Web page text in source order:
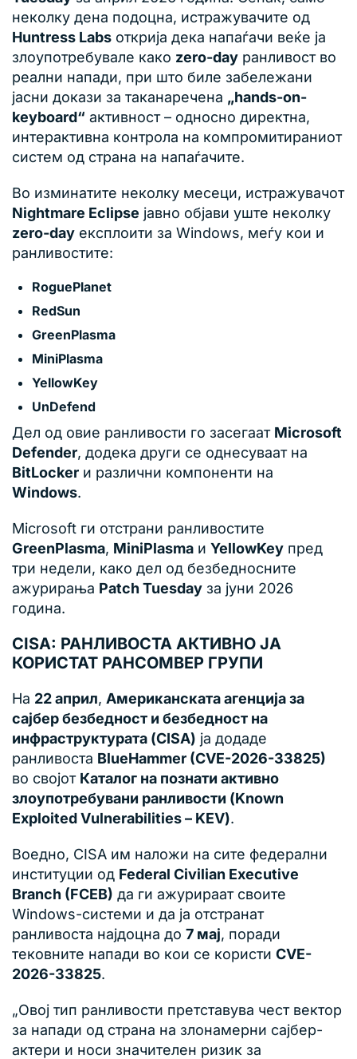
неколку дена подоцна, истражувачите од
Huntress Labs открија дека напаѓачи веќе ја
злоупотребувале како zero-day ранливост во
реални напади, при што биле забележани
јасни докази за таканаречена „hands-on-
keyboard“ активност – односно директна,
интерактивна контрола на компромитираниот
систем од страна на напаѓачите.
Во изминатите неколку месеци, истражувачот
Nightmare Eclipse јавно објави уште неколку
zero-day експлоити за Windows, меѓу кои и
ранливостите:
RoguePlanet
RedSun
GreenPlasma
MiniPlasma
YellowKey
UnDefend
Дел од овие ранливости го засегаат Microsoft
Defender, додека други се однесуваат на
BitLocker и различни компоненти на
Windows.
Microsoft ги отстрани ранливостите
GreenPlasma, MiniPlasma и YellowKey пред
три недели, како дел од безбедносните
ажурирања Patch Tuesday за јуни 2026
година.
CISA: РАНЛИВОСТА АКТИВНО ЈА
КОРИСТАТ РАНСОМВЕР ГРУПИ
На 22 април, Американската агенција за
сајбер безбедност и безбедност на
инфраструктурата (CISA) ја додаде
ранливоста BlueHammer (CVE-2026-33825)
во својот Каталог на познати активно
злоупотребувани ранливости (Known
Exploited Vulnerabilities – KEV).
Воедно, CISA им наложи на сите федерални
институции од Federal Civilian Executive
Branch (FCEB) да ги ажурираат своите
Windows-системи и да ја отстранат
ранливоста најдоцна до 7 мај, поради
тековните напади во кои се користи CVE-
2026-33825.
„Овој тип ранливости претставува чест вектор
за напади од страна на злонамерни сајбер-
актери и носи значителен ризик за